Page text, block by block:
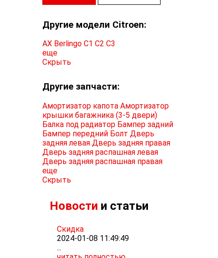
Другие модели Citroen:
AX Berlingo C1 C2 C3
еще
Скрыть
Другие запчасти:
Амортизатор капота Амортизатор
крышки багажника (3-5 двери)
Балка под радиатор Бампер задний
Бампер передний Болт Дверь
задняя левая Дверь задняя правая
Дверь задняя распашная левая
Дверь задняя распашная правая
еще
Скрыть
Новости и статьи
Скидка
2024-01-08 11:49:49
...